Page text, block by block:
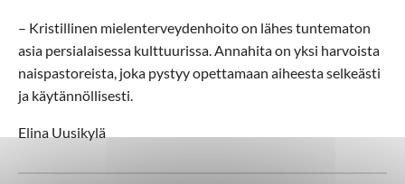
– Kristillinen mielenterveydenhoito on lähes tuntematon
asia persialaisessa kulttuurissa. Annahita on yksi harvoista
naispastoreista, joka pystyy opettamaan aiheesta selkeästi
ja käytännöllisesti.
Elina Uusikylä